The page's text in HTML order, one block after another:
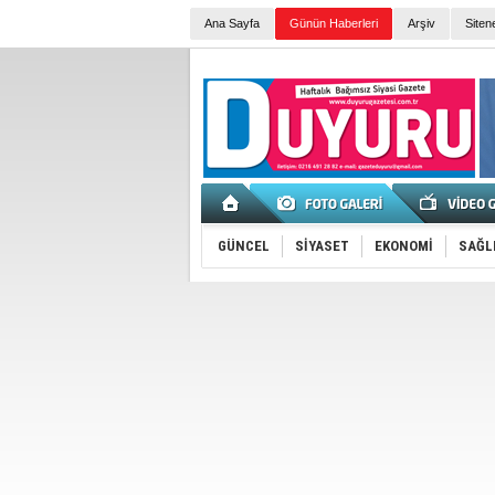
Ana Sayfa Günün Haberleri Arşiv
GÜNCEL SİYASET EKONOMİ